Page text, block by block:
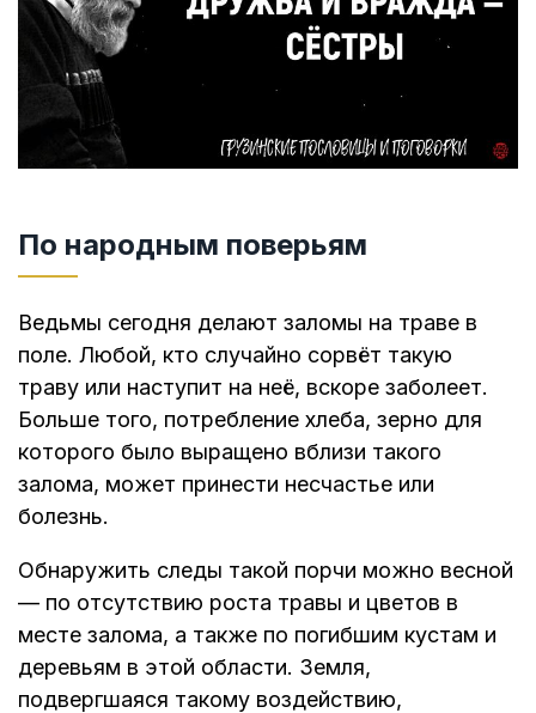
По народным поверьям
Ведьмы сегодня делают заломы на траве в
поле. Любой, кто случайно сорвёт такую
траву или наступит на неё, вскоре заболеет.
Больше того, потребление хлеба, зерно для
которого было выращено вблизи такого
залома, может принести несчастье или
болезнь.
Обнаружить следы такой порчи можно весной
— по отсутствию роста травы и цветов в
месте залома, а также по погибшим кустам и
деревьям в этой области. Земля,
подвергшаяся такому воздействию,